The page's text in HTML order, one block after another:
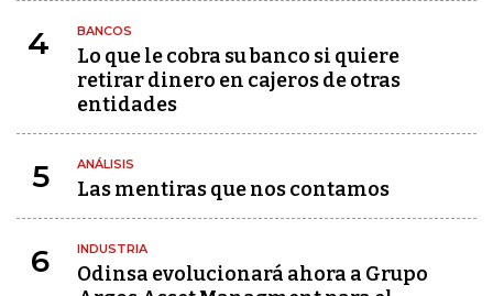
4 BANCOS
Lo que le cobra su banco si quiere
retirar dinero en cajeros de otras
entidades
5 ANÁLISIS
Las mentiras que nos contamos
6 INDUSTRIA
Odinsa evolucionará ahora a Grupo